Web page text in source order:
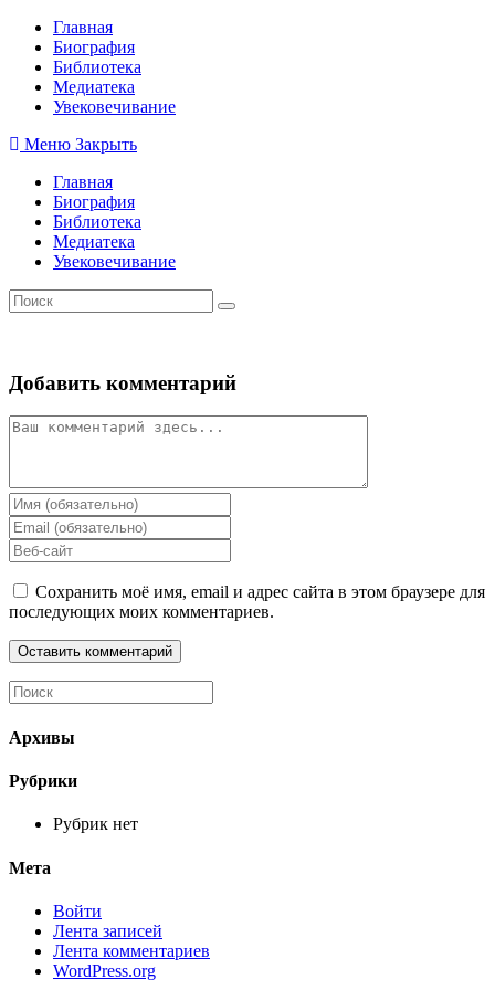
Перейти
содержимому
Главная
Биография
Библиотека
Медиатека
Увековечивание
Меню Закрыть
Главная
Биография
Библиотека
Медиатека
Увековечивание
Добавить комментарий
Комментарий
Введите
свое
имя
или
имя
пользователя,
чтобы
прокомментировать
Введите
свой
email-
адрес,
чтобы
прокомментировать
Введите
URL
вашего
веб-
(необязательно)
Сохранить моё имя, email и адрес сайта в этом браузере для
последующих моих комментариев.
Архивы
Рубрики
Рубрик нет
Мета
Войти
Лента записей
Лента комментариев
WordPress.org